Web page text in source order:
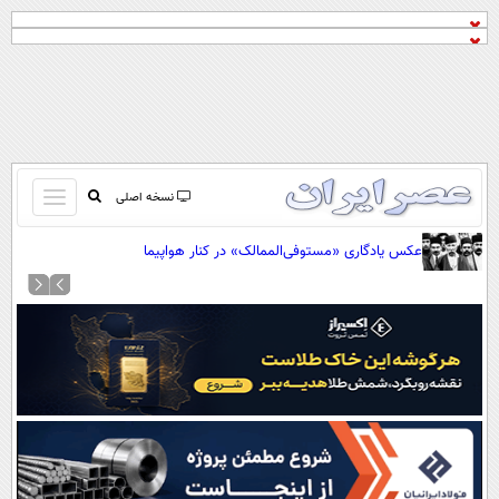
نسخه اصلی
باز
و
کردن
صفحه اول
آرشیو
نظرسنجی
آب و هوا
اوقات شرعی
پیوند ها
سواد زندگی
عکس یادگاری «مستوفی‌الممالک» در کنار هواپیما